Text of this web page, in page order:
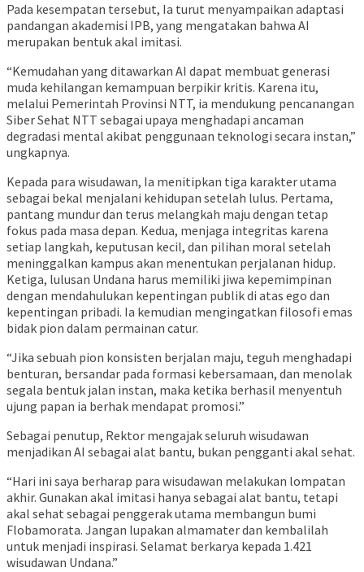
Pada kesempatan tersebut, Ia turut menyampaikan adaptasi
pandangan akademisi IPB, yang mengatakan bahwa AI
merupakan bentuk akal imitasi.
“Kemudahan yang ditawarkan AI dapat membuat generasi
muda kehilangan kemampuan berpikir kritis. Karena itu,
melalui Pemerintah Provinsi NTT, ia mendukung pencanangan
Siber Sehat NTT sebagai upaya menghadapi ancaman
degradasi mental akibat penggunaan teknologi secara instan,”
ungkapnya.
Kepada para wisudawan, Ia menitipkan tiga karakter utama
sebagai bekal menjalani kehidupan setelah lulus. Pertama,
pantang mundur dan terus melangkah maju dengan tetap
fokus pada masa depan. Kedua, menjaga integritas karena
setiap langkah, keputusan kecil, dan pilihan moral setelah
meninggalkan kampus akan menentukan perjalanan hidup.
Ketiga, lulusan Undana harus memiliki jiwa kepemimpinan
dengan mendahulukan kepentingan publik di atas ego dan
kepentingan pribadi. Ia kemudian mengingatkan filosofi emas
bidak pion dalam permainan catur.
“Jika sebuah pion konsisten berjalan maju, teguh menghadapi
benturan, bersandar pada formasi kebersamaan, dan menolak
segala bentuk jalan instan, maka ketika berhasil menyentuh
ujung papan ia berhak mendapat promosi.”
Sebagai penutup, Rektor mengajak seluruh wisudawan
menjadikan AI sebagai alat bantu, bukan pengganti akal sehat.
“Hari ini saya berharap para wisudawan melakukan lompatan
akhir. Gunakan akal imitasi hanya sebagai alat bantu, tetapi
akal sehat sebagai penggerak utama membangun bumi
Flobamorata. Jangan lupakan almamater dan kembalilah
untuk menjadi inspirasi. Selamat berkarya kepada 1.421
wisudawan Undana.”